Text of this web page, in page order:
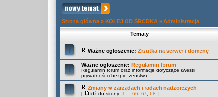
Strona główna » KOLEJ OD ŚRODKA » Administracja
Tematy
Ważne ogłoszenie: Zrzutka na serwer i domenę
Ważne ogłoszenie: Regulamin forum
Regulamin forum oraz informacje dotyczące kwestii
prywatności i bezpieczeństwa.
Zmiany w zarządach i radach nadzorczych
[ Idź do strony: 1 66 67 68 ]